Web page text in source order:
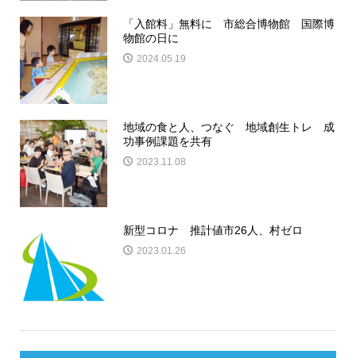
「入館料」無料に 市総合博物館 国際博
物館の日に
2024.05.19
地域の食と人、つなぐ 地域創生トレ 成
功事例課題を共有
2023.11.08
新型コロナ 推計値市26人、村ゼロ
2023.01.26